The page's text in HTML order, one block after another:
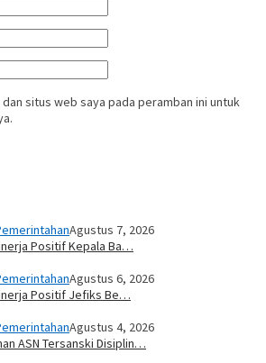
situs web saya pada peramban ini untuk
Agustus 7, 2026
Positif Kepala Ba…
Agustus 6, 2026
Positif Jefiks Be…
Agustus 4, 2026
ASN Tersanski Disiplin…